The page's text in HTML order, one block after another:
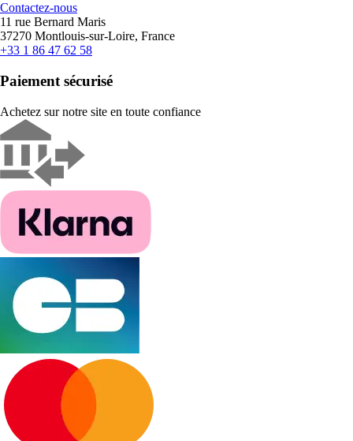
Contactez-nous
11 rue Bernard Maris
37270 Montlouis-sur-Loire, France
+33 1 86 47 62 58
Paiement sécurisé
Achetez sur notre site en toute confiance